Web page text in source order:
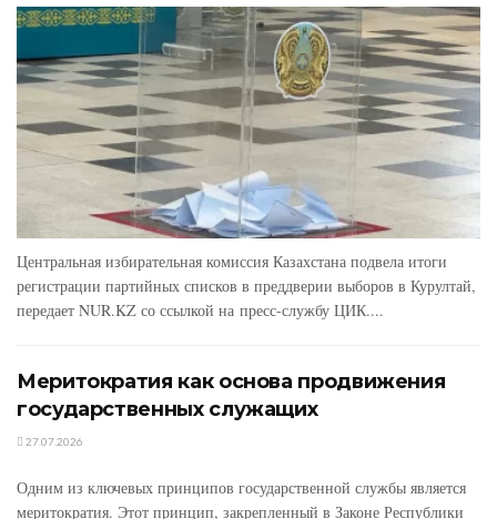
Центральная избирательная комиссия Казахстана подвела итоги
регистрации партийных списков в преддверии выборов в Курултай,
передает NUR.KZ со ссылкой на пресс-службу ЦИК....
Меритократия как основа продвижения
государственных служащих
27.07.2026
Одним из ключевых принципов государственной службы является
меритократия. Этот принцип, закрепленный в Законе Республики